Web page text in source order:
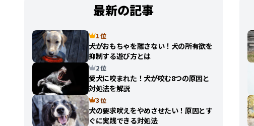
最新の記事
1 位
犬がおもちゃを離さない！犬の所有欲を
抑制する遊び方とは
2 位
愛犬に咬まれた！犬が咬む8つの原因と
対処法を解説
3 位
犬の要求吠えをやめさせたい！原因とす
ぐに実践できる対処法